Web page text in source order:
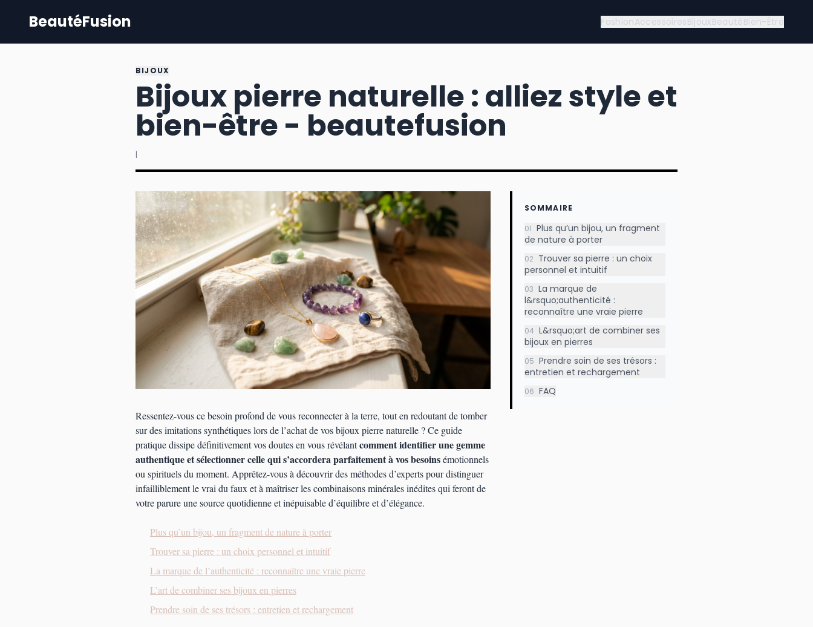
BeautéFusion FashionAccessoiresBijouxBeautéBien-Être
BIJOUX
Bijoux pierre naturelle : alliez style et
bien-être - beautefusion
|
Ressentez-vous ce besoin profond de vous reconnecter à la terre, tout en redoutant de tomber
sur des imitations synthétiques lors de l’achat de vos bijoux pierre naturelle ? Ce guide
pratique dissipe définitivement vos doutes en vous révélantcomment identifier une gemme
authentique et sélectionner celle qui s’accordera parfaitement à vos besoinsémotionnels
ou spirituels du moment. Apprêtez-vous à découvrir des méthodes d’experts pour distinguer
infailliblement le vrai du faux et à maîtriser les combinaisons minérales inédites qui feront de
votre parure une source quotidienne et inépuisable d’équilibre et d’élégance.
Plus qu’un bijou, un fragment de nature à porter
Trouver sa pierre : un choix personnel et intuitif
La marque de l’authenticité : reconnaître une vraie pierre
L’art de combiner ses bijoux en pierres
Prendre soin de ses trésors : entretien et rechargement
SOMMAIRE
01 Plus qu’un bijou, un fragment
de nature à porter
02 Trouver sa pierre : un choix
personnel et intuitif
03 La marque de
l&rsquo;authenticité :
reconnaître une vraie pierre
04 L&rsquo;art de combiner ses
bijoux en pierres
05 Prendre soin de ses trésors :
entretien et rechargement
06 FAQ